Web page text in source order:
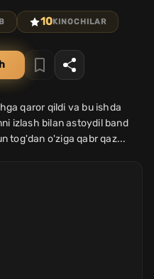
10KINOCHILAR
qaror qildi va bu ishda
izlash bilan astoydil band
tog'dan o'ziga qabr qaz...